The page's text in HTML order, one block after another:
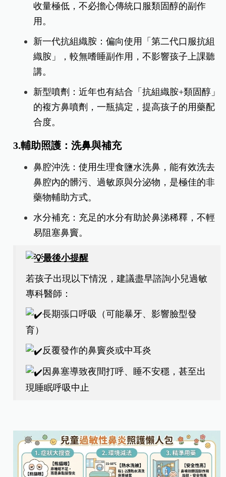
收量極低，不必擔心傳統口服類固醇的副作
用。
新一代抗組織胺：偏向使用「第二代口服抗組
織胺」，較無嗜睡副作用，不影響孩子上課聽
講。
​新型噴劑：近年也有結合「抗組織胺+類固醇」
的複方鼻噴劑，一瓶搞定，提高孩子的用藥配
合度。
​3.輔助照護：洗鼻與補充
​鼻腔沖洗：使用生理食鹽水洗鼻，能有效洗去
鼻腔內的髒污、過敏原與分泌物，是極佳的非
藥物輔助方式。
水分補充：充足的水分有助於鼻涕稀釋，不輕
易阻塞鼻竇。
最後小提醒
若孩子出現以下情況，建議盡早諮詢小兒過敏
專科醫師：
​長期張口呼吸（可能暴牙、影響臉型發
育）
​反覆發作的鼻竇炎或中耳炎
​因鼻塞導致夜間打呼、睡不安穩，甚至出
現睡眠呼吸中止